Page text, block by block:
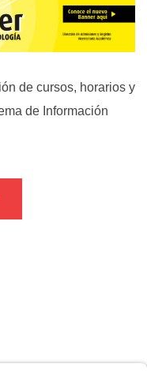
de cursos, horarios y
de Información